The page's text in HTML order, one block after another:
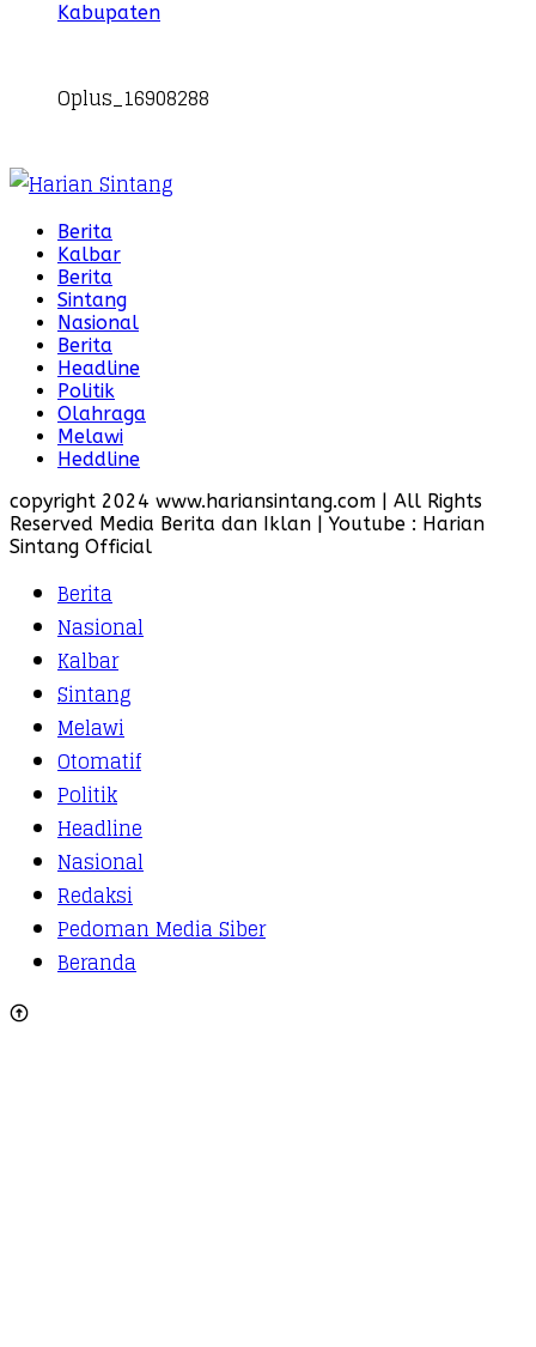
Kabupaten
Oplus_16908288
Berita
Kalbar
Berita
Sintang
Nasional
Berita
Headline
Politik
Olahraga
Melawi
Heddline
copyright 2024 www.hariansintang.com | All Rights
Reserved Media Berita dan Iklan | Youtube : Harian
Sintang Official
Berita
Nasional
Kalbar
Sintang
Melawi
Otomatif
Politik
Headline
Nasional
Redaksi
Pedoman Media Siber
Beranda